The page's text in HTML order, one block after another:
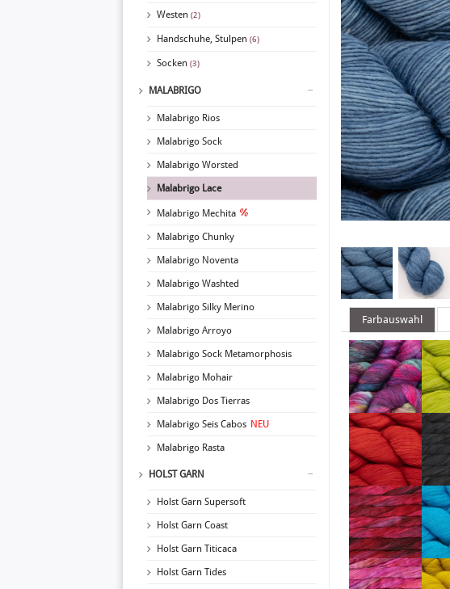
Westen (2)
Handschuhe, Stulpen (6)
Socken (3)
MALABRIGO
Malabrigo Rios
Malabrigo Sock
Malabrigo Worsted
Malabrigo Lace
Malabrigo Mechita
Malabrigo Chunky
Malabrigo Noventa
Malabrigo Washted
Malabrigo Silky Merino
Malabrigo Arroyo
Malabrigo Sock Metamorphosis
Malabrigo Mohair
Malabrigo Dos Tierras
Malabrigo Seis Cabos NEU
Malabrigo Rasta
HOLST GARN
Holst Garn Supersoft
Holst Garn Coast
Holst Garn Titicaca
Holst Garn Tides
Farbauswahl